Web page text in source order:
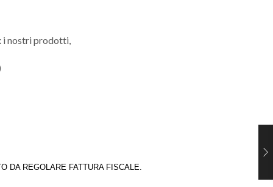
i nostri prodotti,
DA REGOLARE FATTURA FISCALE.